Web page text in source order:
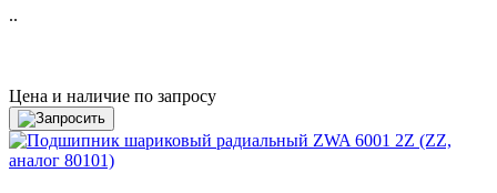
..
Цена и наличие по запросу